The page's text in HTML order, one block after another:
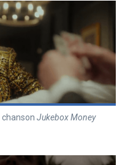
Jukebox Money